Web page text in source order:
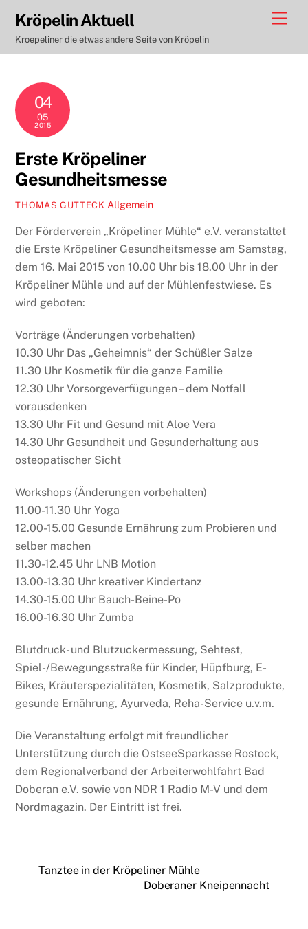
content
Kröpelin Aktuell
Kroepeliner die etwas andere Seite von Kröpelin
04
05
2015
Erste Kröpeliner
Gesundheitsmesse
THOMAS GUTTECK Allgemein
Der Förderverein „Kröpeliner Mühle“ e.V. veranstaltet
die Erste Kröpeliner Gesundheitsmesse am Samstag,
dem 16. Mai 2015 von 10.00 Uhr bis 18.00 Uhr in der
Kröpeliner Mühle und auf der Mühlenfestwiese. Es
wird geboten:
Vorträge (Änderungen vorbehalten)
10.30 Uhr Das „Geheimnis“ der Schüßler Salze
11.30 Uhr Kosmetik für die ganze Familie
12.30 Uhr Vorsorgeverfügungen – dem Notfall
vorausdenken
13.30 Uhr Fit und Gesund mit Aloe Vera
14.30 Uhr Gesundheit und Gesunderhaltung aus
osteopatischer Sicht
Workshops (Änderungen vorbehalten)
11.00-11.30 Uhr Yoga
12.00-15.00 Gesunde Ernährung zum Probieren und
selber machen
11.30-12.45 Uhr LNB Motion
13.00-13.30 Uhr kreativer Kindertanz
14.30-15.00 Uhr Bauch-Beine-Po
16.00-16.30 Uhr Zumba
Blutdruck- und Blutzuckermessung, Sehtest,
Spiel-/Bewegungsstraße für Kinder, Hüpfburg, E-
Bikes, Kräuterspezialitäten, Kosmetik, Salzprodukte,
gesunde Ernährung, Ayurveda, Reha-Service u.v.m.
Die Veranstaltung erfolgt mit freundlicher
Unterstützung durch die OstseeSparkasse Rostock,
dem Regionalverband der Arbeiterwohlfahrt Bad
Doberan e.V. sowie von NDR 1 Radio M-V und dem
Nordmagazin. Der Eintritt ist frei.
Tanztee in der Kröpeliner Mühle
Doberaner Kneipennacht